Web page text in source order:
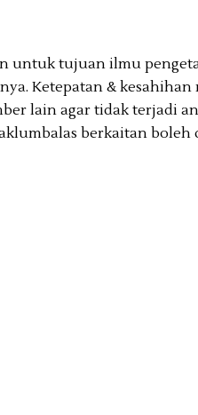
untuk tujuan ilmu
Ketepatan &
lain agar tidak terjadi
berkaitan boleh